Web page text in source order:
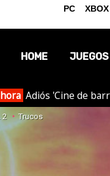
HOME JUEGOS
Adiós 'Cine de
2 Trucos
PC